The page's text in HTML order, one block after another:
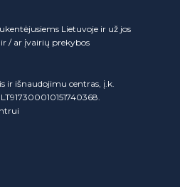
Lietuvoje ir už jos
/ ar įvairių prekybos
ir išnaudojimu centras, į.k.